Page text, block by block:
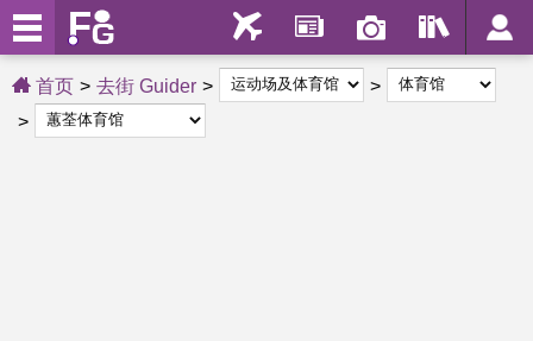
首页 去街 Guider